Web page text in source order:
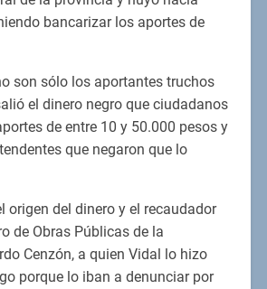
bancarizar los aportes de
son sólo los aportantes truchos
el dinero negro que ciudadanos
de entre 10 y 50.000 pesos y
que negaron que lo
origen del dinero y el recaudador
de Obras Públicas de la
Cenzón, a quien Vidal lo hizo
porque lo iban a denunciar por